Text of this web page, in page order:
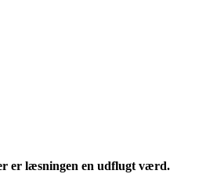
er læsningen en udflugt værd.